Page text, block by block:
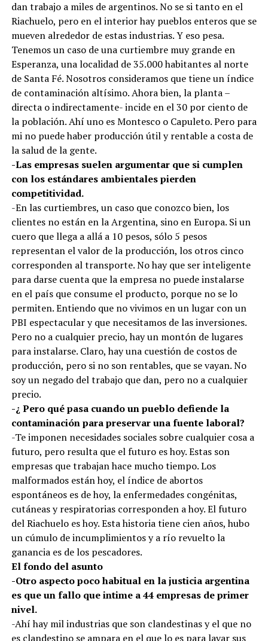
dan trabajo a miles de argentinos. No se si tanto en el
Riachuelo, pero en el interior hay pueblos enteros que se
mueven alrededor de estas industrias. Y eso pesa.
Tenemos un caso de una curtiembre muy grande en
Esperanza, una localidad de 35.000 habitantes al norte
de Santa Fé. Nosotros consideramos que tiene un índice
de contaminación altísimo. Ahora bien, la planta –
directa o indirectamente- incide en el 30 por ciento de
la población. Ahí uno es Montesco o Capuleto. Pero para
mi no puede haber producción útil y rentable a costa de
la salud de la gente.
-Las empresas suelen argumentar que si cumplen
con los estándares ambientales pierden
competitividad.
-En las curtiembres, un caso que conozco bien, los
clientes no están en la Argentina, sino en Europa. Si un
cuero que llega a allá a 10 pesos, sólo 5 pesos
representan el valor de la producción, los otros cinco
corresponden al transporte. No hay que ser inteligente
para darse cuenta que la empresa no puede instalarse
en el país que consume el producto, porque no se lo
permiten. Entiendo que no vivimos en un lugar con un
PBI espectacular y que necesitamos de las inversiones.
Pero no a cualquier precio, hay un montón de lugares
para instalarse. Claro, hay una cuestión de costos de
producción, pero si no son rentables, que se vayan. No
soy un negado del trabajo que dan, pero no a cualquier
precio.
-¿ Pero qué pasa cuando un pueblo defiende la
contaminación para preservar una fuente laboral?
-Te imponen necesidades sociales sobre cualquier cosa a
futuro, pero resulta que el futuro es hoy. Estas son
empresas que trabajan hace mucho tiempo. Los
malformados están hoy, el índice de abortos
espontáneos es de hoy, la enfermedades congénitas,
cutáneas y respiratorias corresponden a hoy. El futuro
del Riachuelo es hoy. Esta historia tiene cien años, hubo
un cúmulo de incumplimientos y a río revuelto la
ganancia es de los pescadores.
El fondo del asunto
-Otro aspecto poco habitual en la justicia argentina
es que un fallo que intime a 44 empresas de primer
nivel.
-Ahí hay mil industrias que son clandestinas y el que no
es clandestino se ampara en el que lo es para lavar sus